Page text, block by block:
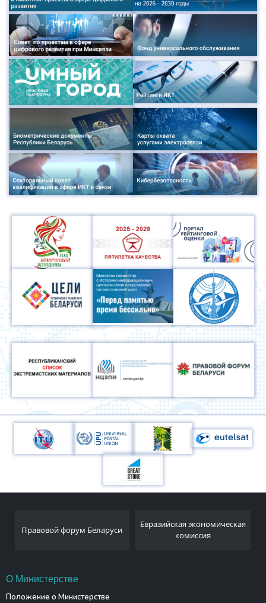
Евразийская экономическая
комиссия
статистический комитет
Республики Беларусь
О Министерстве
Положение о Министерстве